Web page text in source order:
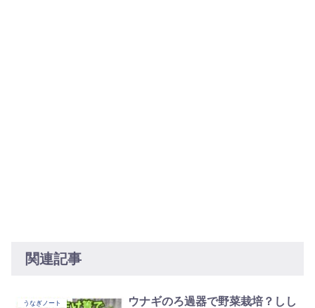
関連記事
うなぎノート
ウナギのろ過器で野菜栽培？しし